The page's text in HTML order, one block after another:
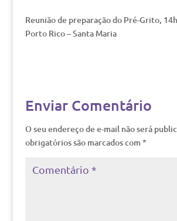
Reunião de preparação do Pré-Grito,
Porto Rico – Santa Maria
Enviar Comentário
O seu endereço de e-mail não será
obrigatórios são marcados com *